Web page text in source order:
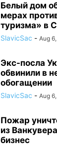
Белый дом
мерах
туризма» в
SlavicSac - Aug
Экс-посла
обвинили в
обогащении
SlavicSac - Aug
Пожар
из
бизнес